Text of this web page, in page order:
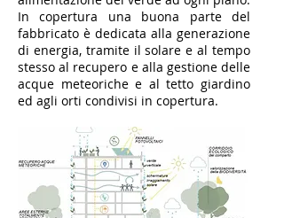
In copertura una buona parte del
fabbricato è dedicata alla generazione
di energia, tramite il solare e al tempo
stesso al recupero e alla gestione delle
acque meteoriche e al tetto giardino
ed agli orti condivisi in copertura.